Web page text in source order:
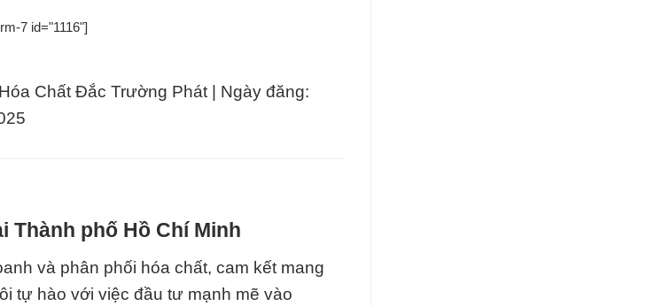
7 id="1116"]
Chất Đắc Trường Phát | Ngày đăng:
Thành phố Hồ Chí Minh
và phân phối hóa chất, cam kết mang
tự hào với việc đầu tư mạnh mẽ vào